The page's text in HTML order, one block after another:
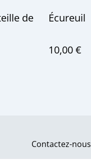
de
Écureuil
10,00 €
Contactez-nous